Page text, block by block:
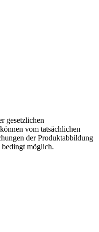
gesetzlichen
vom tatsächlichen
der Produktabbildung
möglich.